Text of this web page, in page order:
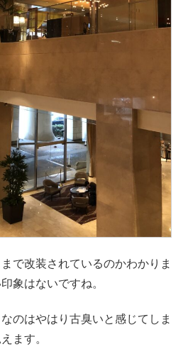
で改装されているのかわかりま
象はないですね。
のはやはり古臭いと感じてしま
ます。